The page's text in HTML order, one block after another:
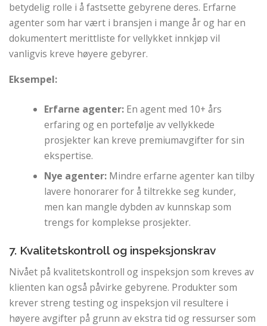
betydelig rolle i å fastsette gebyrene deres. Erfarne
agenter som har vært i bransjen i mange år og har en
dokumentert merittliste for vellykket innkjøp vil
vanligvis kreve høyere gebyrer.
Eksempel:
Erfarne agenter: En agent med 10+ års
erfaring og en portefølje av vellykkede
prosjekter kan kreve premiumavgifter for sin
ekspertise.
Nye agenter: Mindre erfarne agenter kan tilby
lavere honorarer for å tiltrekke seg kunder,
men kan mangle dybden av kunnskap som
trengs for komplekse prosjekter.
7. Kvalitetskontroll og inspeksjonskrav
Nivået på kvalitetskontroll og inspeksjon som kreves av
klienten kan også påvirke gebyrene. Produkter som
krever streng testing og inspeksjon vil resultere i
høyere avgifter på grunn av ekstra tid og ressurser som